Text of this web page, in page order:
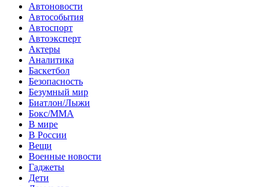
Автоновости
Автособытия
Автоспорт
Автоэксперт
Актеры
Аналитика
Баскетбол
Безопасность
Безумный мир
Биатлон/Лыжи
Бокс/MMA
В мире
В России
Вещи
Военные новости
Гаджеты
Дети